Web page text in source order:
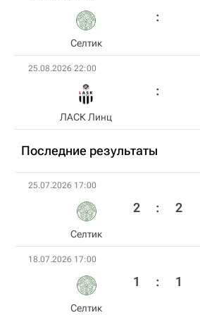
Селтик
25.08.2026 22:00
ЛАСК Линц
Последние результаты
25.07.2026 17:00
Селтик
2 : 2
18.07.2026 17:00
Селтик
1 : 1